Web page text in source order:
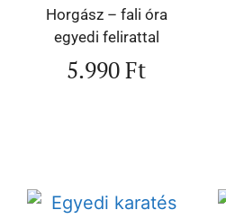
Horgász – fali óra
egyedi felirattal
5.990Ft